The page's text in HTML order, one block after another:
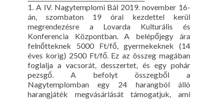
1. A IV. Nagytemplomi Bál 2019. november 16-
án, szombaton 19 órai kezdettel kerül
megrendezésre a Lovarda Kulturális és
Konferencia Központban. A belépőjegy ára
felnőtteknek 5000 Ft/fő, gyermekeknek (14
éves korig) 2500 Ft/fő. Ez az összeg magában
foglalja a vacsorát, desszertet, és egy pohár
pezsgő. A befolyt összegből a
Nagytemplomban egy 24 harangból álló
harangjáték megvásárlását támogatjuk, ami